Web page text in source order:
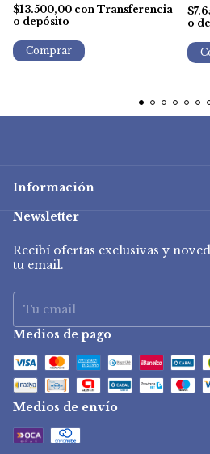
$13.500,00 con Transferencia
o depósito
o
Información
Newsletter
Recibí ofertas exclusivas y
tu email.
Medios de pago
Medios de envío